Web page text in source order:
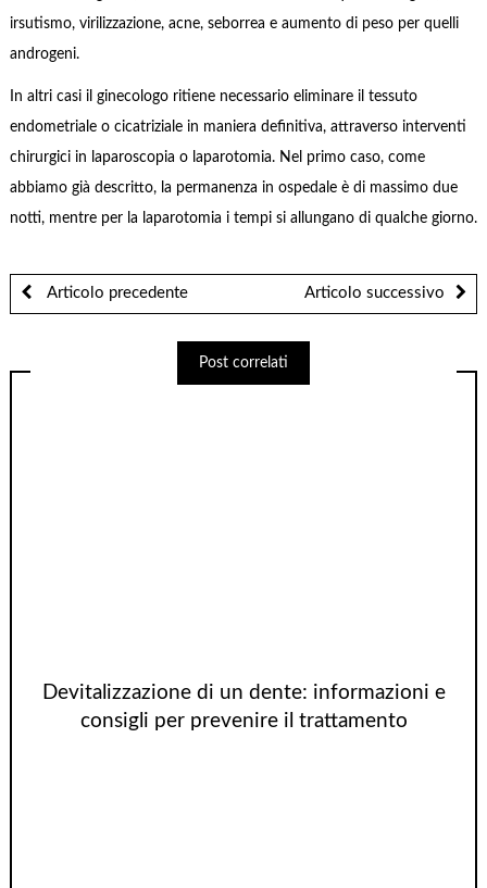
irsutismo, virilizzazione, acne, seborrea e aumento di peso per quelli
androgeni.
In altri casi il ginecologo ritiene necessario eliminare il tessuto
endometriale o cicatriziale in maniera definitiva, attraverso interventi
chirurgici in laparoscopia o laparotomia. Nel primo caso, come
abbiamo già descritto, la permanenza in ospedale è di massimo due
notti, mentre per la laparotomia i tempi si allungano di qualche giorno.
Articolo precedente Articolo successivo
Post correlati
Devitalizzazione di un dente: informazioni e
consigli per prevenire il trattamento